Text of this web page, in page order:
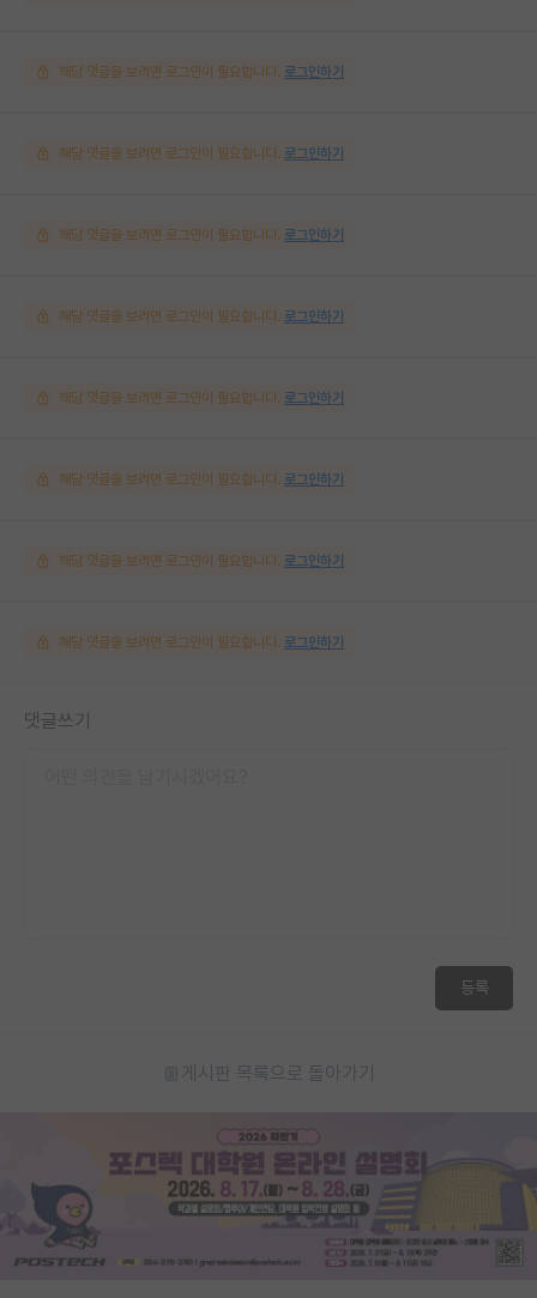
해당 댓글을 보려면 로그인이 필요합니다. 로그인하기
해당 댓글을 보려면 로그인이 필요합니다. 로그인하기
해당 댓글을 보려면 로그인이 필요합니다. 로그인하기
해당 댓글을 보려면 로그인이 필요합니다. 로그인하기
해당 댓글을 보려면 로그인이 필요합니다. 로그인하기
해당 댓글을 보려면 로그인이 필요합니다. 로그인하기
해당 댓글을 보려면 로그인이 필요합니다. 로그인하기
해당 댓글을 보려면 로그인이 필요합니다. 로그인하기
댓글쓰기
등록
게시판 목록으로 돌아가기